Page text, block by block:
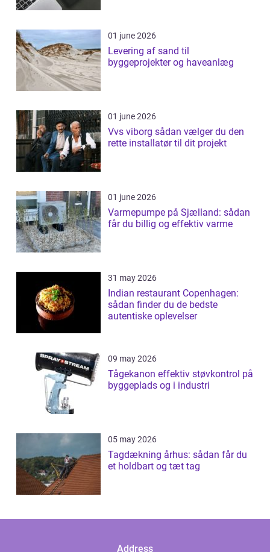
01 june 2026
Levering af sand til
byggeprojekter og haveanlæg
01 june 2026
Vvs viborg sådan vælger du den
rette installatør til dit projekt
01 june 2026
Varmepumpe på Sjælland: sådan
får du billig og effektiv varme
31 may 2026
Indian restaurant Copenhagen:
sådan finder du de bedste
autentiske oplevelser
09 may 2026
Tågekanon effektiv støvkontrol på
byggeplads og i industri
05 may 2026
Tagdækning århus: sådan får du
et holdbart og tæt tag
Address